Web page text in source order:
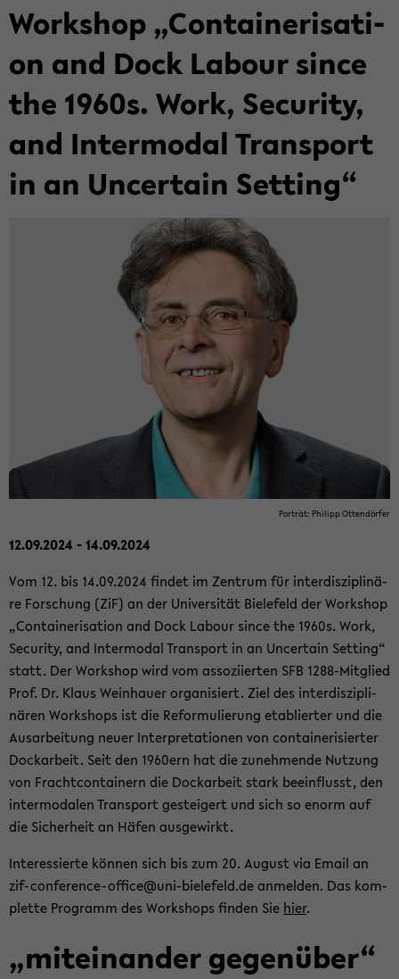
Work­shop „Con­tai­ne­ri­sa­ti­
on and Dock La­bour since
the 1960s. Work, Se­cu­ri­ty,
and In­ter­mo­dal Trans­port
in an Un­cer­tain Set­ting“
Por­trät: Phil­ipp Ot­ten­dör­fer
12.09.2024 - 14.09.2024
Vom 12. bis 14.09.2024 fin­det im Zen­trum für in­ter­dis­zi­pli­nä­
re For­schung (ZiF) an der Uni­ver­si­tät Bie­le­feld der Work­shop
„Con­tai­ne­ri­sa­ti­on and Dock La­bour since the 1960s. Work,
Se­cu­ri­ty, and In­ter­mo­dal Trans­port in an Un­cer­tain Set­ting“
statt. Der Work­shop wird vom as­so­zi­ier­ten SFB 1288-​Mitglied
Prof. Dr. Klaus Wein­hau­er or­ga­ni­siert. Ziel des in­ter­dis­zi­pli­
nä­ren Work­shops ist die Re­for­mu­lie­rung eta­blier­ter und die
Aus­ar­bei­tung neuer In­ter­pre­ta­tio­nen von con­tai­ne­ri­sier­ter
Dock­ar­beit. Seit den 1960ern hat die zu­neh­men­de Nut­zung
von Fracht­con­tai­nern die Dock­ar­beit stark be­ein­flusst, den
in­ter­mo­da­len Trans­port ge­stei­gert und sich so enorm auf
die Si­cher­heit an Häfen aus­ge­wirkt.
In­ter­es­sier­te kön­nen sich bis zum 20. Au­gust via Email an
zif-​conference-office@uni-​bielefeld.de an­mel­den. Das kom­
plet­te Pro­gramm des Work­shops fin­den Sie hier.
„mit­ein­an­der ge­gen­über“